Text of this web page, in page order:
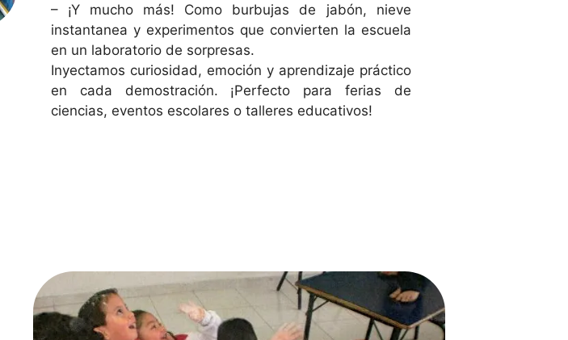
– ¡Y mucho más! Como burbujas de jabón, nieve
instantanea y experimentos que convierten la escuela
en un laboratorio de sorpresas.
Inyectamos curiosidad, emoción y aprendizaje práctico
en cada demostración. ¡Perfecto para ferias de
ciencias, eventos escolares o talleres educativos!